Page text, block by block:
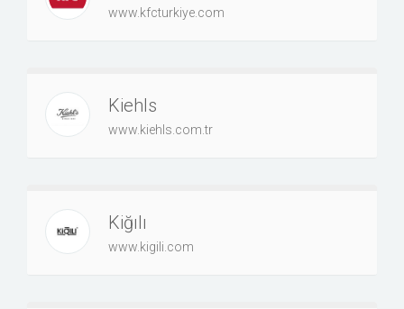
www.kfcturkiye.com
Kiehls
www.kiehls.com.tr
Kiğılı
www.kigili.com